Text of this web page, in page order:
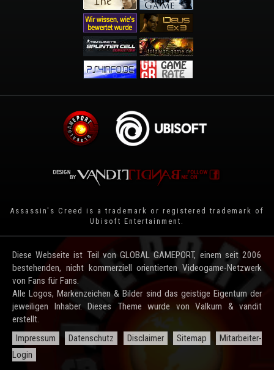
Assassin's Creed is a trademark or registered trademark of
Ubisoft Entertainment .
Diese Webseite ist Teil von GLOBAL GAMEPORT, einem seit 2006
bestehenden, nicht kommerziell orientierten Videogame-Netzwerk
von Fans für Fans.
Alle Logos, Markenzeichen & Bilder sind das geistige Eigentum der
jeweiligen Inhaber. Dieses Theme wurde von Valkum & vandit
erstellt.
Impressum
Datenschutz Disclaimer Sitemap
Mitarbeiter-
Login